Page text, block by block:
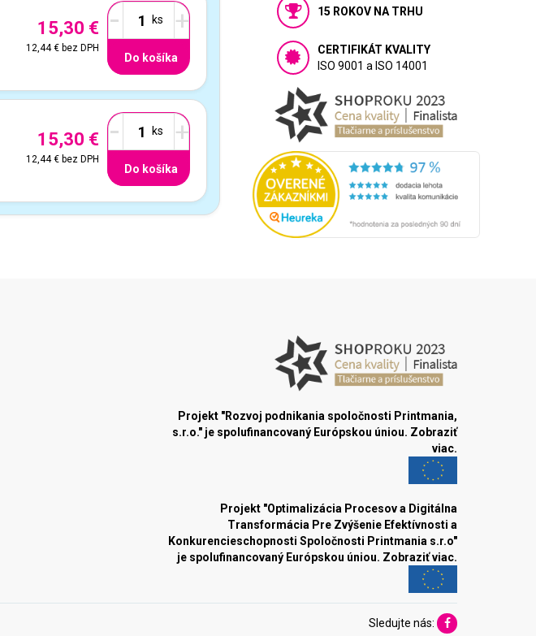
15,30 €
12,44 €bez DPH
- +
Do košíka
15,30 €
12,44 €bez DPH
- +
Do košíka
15 ROKOV NA TRHU
CERTIFIKÁT KVALITY
ISO 9001 a ISO 14001
Projekt "Rozvoj podnikania spoločnosti Printmania,
s.r.o." je spolufinancovaný Európskou úniou. Zobraziť
viac.
Projekt "Optimalizácia Procesov a Digitálna
Transformácia Pre Zvýšenie Efektívnosti a
Konkurencieschopnosti Spoločnosti Printmania s.r.o"
je spolufinancovaný Európskou úniou. Zobraziť viac.
Sledujte nás: